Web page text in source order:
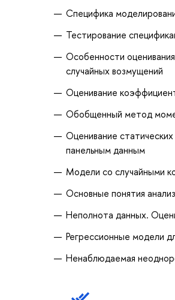
Специфика
Тестирование
Особенности
случайных возмущений
Оценивание
Обобщенный метод
Оценивание
панельным данным
Модели со случайными
Основные понятия
Неполнота данных.
Регрессионные модели
Ненаблюдаемая